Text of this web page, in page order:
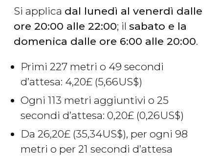
Si applica dal lunedì al venerdì dalle
ore 20:00 alle 22:00; il sabato e la
domenica dalle ore 6:00 alle 20:00.
Primi 227 metri o 49 secondi
d’attesa: 4,20£ (5,66US$)
Ogni 113 metri aggiuntivi o 25
secondi d’attesa: 0,20£ (0,26US$)
Da 26,20£ (35,34US$), per ogni 98
metri o per 21 secondi d’attesa